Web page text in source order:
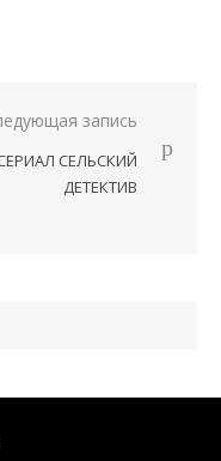
запись
СЕЛЬСКИЙ
ДЕТЕКТИВ